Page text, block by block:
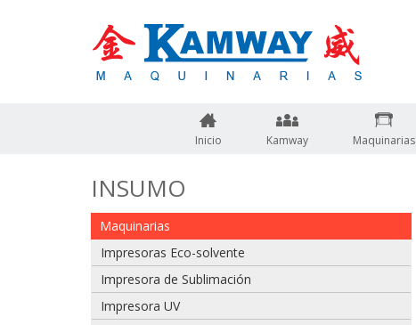
Inicio Kamway Maquinarias
INSUMO
Maquinarias
Impresoras Eco-solvente
Impresora de Sublimación
Impresora UV